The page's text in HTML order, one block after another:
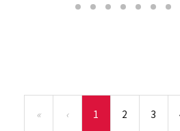
« ‹ 1 2 3